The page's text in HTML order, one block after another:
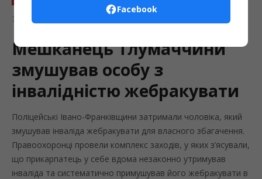
17.09.2020
Мешканець Тлумаччини
змушував особу з
інвалідністю жебракувати
Поліцейські Івано-Франківщини затримали чоловіка, який
змушував інваліда жебракувати для власного збагачення.
Правоохоронці провели комплекс заходів, у яких з’ясували,
що прикарпатець у себе вдома незаконно утримував
інваліда та систематично примушував його жебракувати в
Facebook